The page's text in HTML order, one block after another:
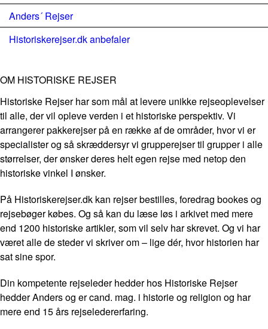
Anders´ Rejser
Historiskerejser.dk anbefaler
OM HISTORISKE REJSER
Historiske Rejser har som mål at levere unikke rejseoplevelser
til alle, der vil opleve verden i et historiske perspektiv. Vi
arrangerer pakkerejser på en række af de områder, hvor vi er
specialister og så skræddersyr vi grupperejser til grupper i alle
størrelser, der ønsker deres helt egen rejse med netop den
historiske vinkel I ønsker.
På Historiskerejser.dk kan rejser bestilles, foredrag bookes og
rejsebøger købes. Og så kan du læse løs i arkivet med mere
end 1200 historiske artikler, som vil selv har skrevet. Og vi har
været alle de steder vi skriver om – lige dér, hvor historien har
sat sine spor.
Din kompetente rejseleder hedder hos Historiske Rejser
hedder Anders og er cand. mag. i historie og religion og har
mere end 15 års rejseledererfaring.